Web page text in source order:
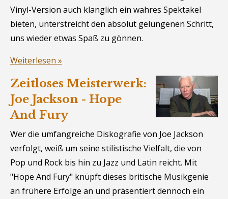
Vinyl-Version auch klanglich ein wahres Spektakel
bieten, unterstreicht den absolut gelungenen Schritt,
uns wieder etwas Spaß zu gönnen.
Weiterlesen »
Zeitloses Meisterwerk:
Joe Jackson - Hope
And Fury
Wer die umfangreiche Diskografie von Joe Jackson
verfolgt, weiß um seine stilistische Vielfalt, die von
Pop und Rock bis hin zu Jazz und Latin reicht. Mit
"Hope And Fury" knüpft dieses britische Musikgenie
an frühere Erfolge an und präsentiert dennoch ein